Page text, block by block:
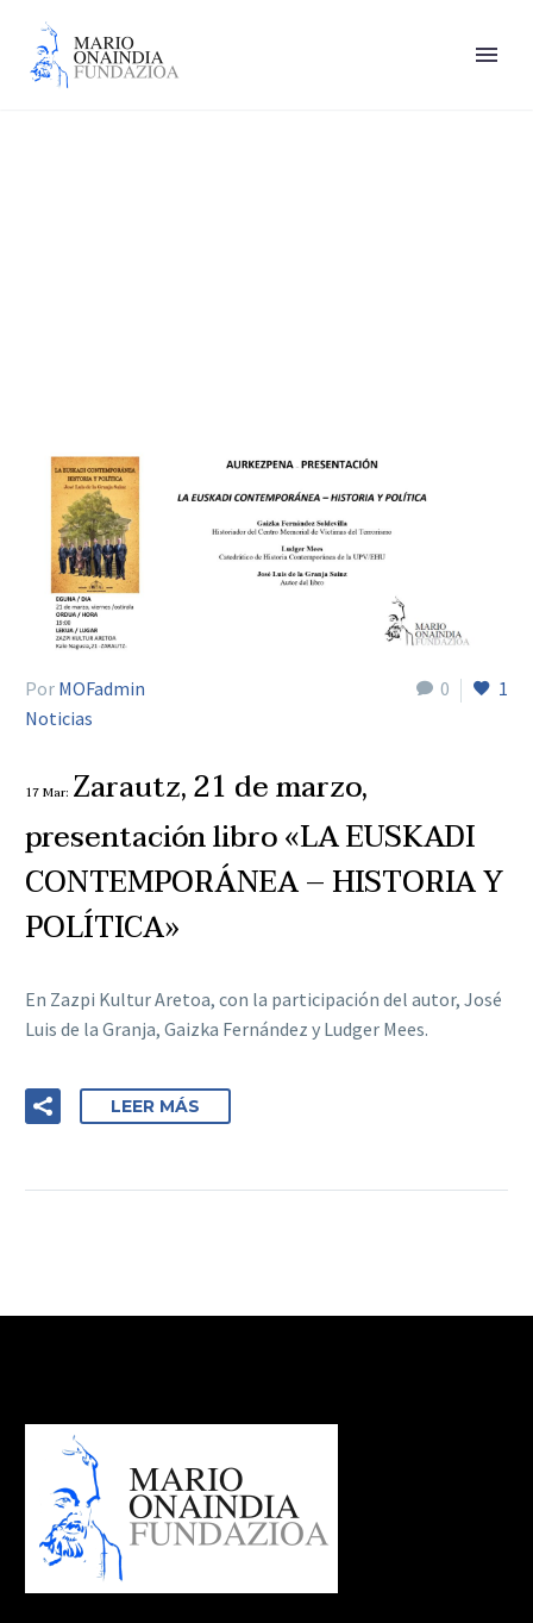
0 1
Por MOFadmin
Noticias
17 Mar: Zarautz, 21 de marzo,
presentación libro «LA EUSKADI
CONTEMPORÁNEA – HISTORIA Y
POLÍTICA»
En Zazpi Kultur Aretoa, con la participación del autor, José
Luis de la Granja, Gaizka Fernández y Ludger Mees.
LEER MÁS